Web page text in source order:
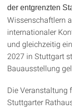
der entgrenzten
Wissenschaftlern
internationaler
und gleichzeitig
2027 in Stuttgart
Bauausstellung
Die Veranstaltung
Stuttgarter